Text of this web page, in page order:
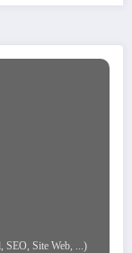
Site Web, ...)